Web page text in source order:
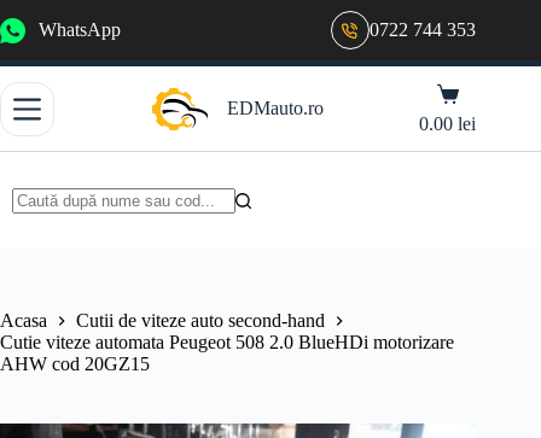
la
WhatsApp 0722 744 353
EDMauto.ro
Coș
de
cumpărături
0.00lei
Acasa
Cutii de viteze auto second-hand
Cutie viteze automata Peugeot 508 2.0 BlueHDi motorizare
AHW cod 20GZ15